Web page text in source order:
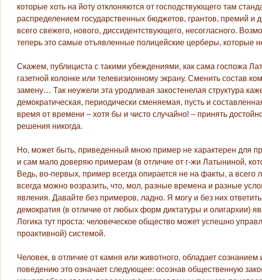
которые хоть на йоту отклоняются от господствующего там
распределением государственных бюджетов, грантов, премий
всего свежего, нового, диссидентствующего, несогласного.
теперь это самые отъявленные полицейские церберы, которые
Скажем, публициста с такими убеждениями, как сама госпожа
газетной колонке или телевизионному экрану. Сменить состав
замену… Так неужели эта уродливая закостенелая структура
демократическая, периодически сменяемая, пусть и
время от времени – хотя бы и чисто случайно! – принять
решения никогда.
Но, может быть, приведенный мною пример не характерен для
и сам мало доверяю примерам (в отличие от г-жи Латыниной,
Ведь, во-первых, пример всегда опирается не на факты, а
всегда можно возразить, что, мол, разные времена и разные
явления. Давайте без примеров, ладно. Я могу и без них
демократия (в отличие от любых форм диктатуры и олигархии)
Логика тут проста: человеческое общество может успешно
проактивной) системой.
Человек, в отличие от камня или животного, обладает
поведению это означает следующее: осознав общественную